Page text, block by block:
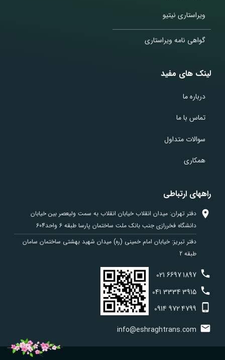
ویراستاری نیتیو
گواهی نامه ویراستاری
لینک های مفید
درباره ما
تماس با ما
سوالات متداول
همکاری
راههای ارتباطی
دفتر تهران: میدان انقلاب خیابان انقلاب به سمت ولیعصر بین خیابان
دانشگاه فخررازی جنب بانک ملت ساختمان پارسا طبقه 6 واحد604
دفتر تبریز: خیابان امام خمینی (ره) میدان شهید بهشتی ساختمان سامان
طبقه 2
021 66971897
041 33343915
0914 9724799
info@eshraghtrans.com